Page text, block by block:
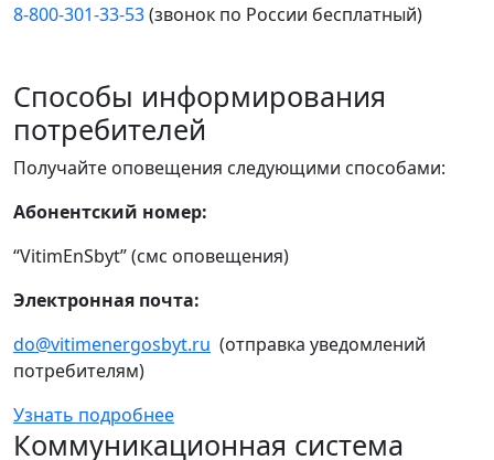
8-800-301-33-53(звонок по России бесплатный)
Способы информирования
потребителей
Получайте оповещения следующими способами:
Абонентский номер:
“VitimEnSbyt” (смс оповещения)
Электронная почта:
do@vitimenergosbyt.ru (отправка уведомлений
потребителям)
Узнать подробнее
Коммуникационная система